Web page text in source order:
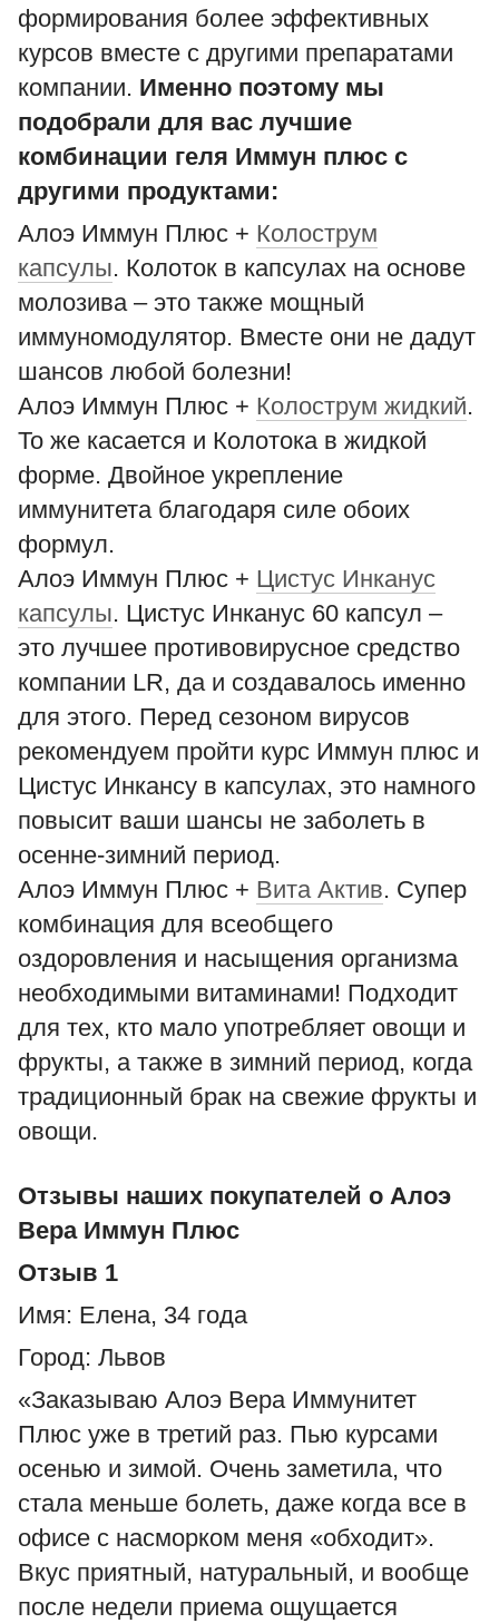
формирования более эффективных
курсов вместе с другими препаратами
компании. Именно поэтому мы
подобрали для вас лучшие
комбинации геля Иммун плюс с
другими продуктами:
Алоэ Иммун Плюс + Колострум
капсулы. Колоток в капсулах на основе
молозива – это также мощный
иммуномодулятор. Вместе они не дадут
шансов любой болезни!
Алоэ Иммун Плюс + Колострум жидкий.
То же касается и Колотока в жидкой
форме. Двойное укрепление
иммунитета благодаря силе обоих
формул.
Алоэ Иммун Плюс + Цистус Инканус
капсулы. Цистус Инканус 60 капсул –
это лучшее противовирусное средство
компании LR, да и создавалось именно
для этого. Перед сезоном вирусов
рекомендуем пройти курс Иммун плюс и
Цистус Инкансу в капсулах, это намного
повысит ваши шансы не заболеть в
осенне-зимний период.
Алоэ Иммун Плюс + Вита Актив. Супер
комбинация для всеобщего
оздоровления и насыщения организма
необходимыми витаминами! Подходит
для тех, кто мало употребляет овощи и
фрукты, а также в зимний период, когда
традиционный брак на свежие фрукты и
овощи.
Отзывы наших покупателей о Алоэ
Вера Иммун Плюс
Отзыв 1
Имя: Елена, 34 года
Город: Львов
«Заказываю Алоэ Вера Иммунитет
Плюс уже в третий раз. Пью курсами
осенью и зимой. Очень заметила, что
стала меньше болеть, даже когда все в
офисе с насморком меня «обходит».
Вкус приятный, натуральный, и вообще
после недели приема ощущается